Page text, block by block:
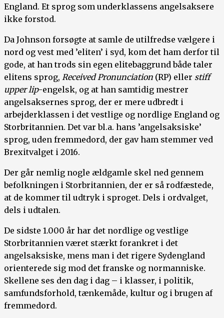
England. Et sprog som underklassens angelsaksere
ikke forstod.
Da Johnson forsøgte at samle de utilfredse vælgere i
nord og vest med ’eliten’ i syd, kom det ham derfor til
gode, at han trods sin egen elitebaggrund både taler
elitens sprog, Received Pronunciation (RP) eller stiff
upper lip-engelsk, og at han samtidig mestrer
angelsaksernes sprog, der er mere udbredt i
arbejderklassen i det vestlige og nordlige England og
Storbritannien. Det var bl.a. hans ’angelsaksiske’
sprog, uden fremmedord, der gav ham stemmer ved
Brexitvalget i 2016.
Der går nemlig nogle ældgamle skel ned gennem
befolkningen i Storbritannien, der er så rodfæstede,
at de kommer til udtryk i sproget. Dels i ordvalget,
dels i udtalen.
De sidste 1.000 år har det nordlige og vestlige
Storbritannien været stærkt forankret i det
angelsaksiske, mens man i det rigere Sydengland
orienterede sig mod det franske og normanniske.
Skellene ses den dag i dag – i klasser, i politik,
samfundsforhold, tænkemåde, kultur og i brugen af
fremmedord.